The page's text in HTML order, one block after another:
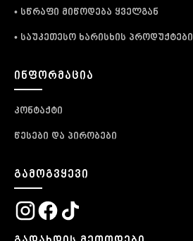
• სწრაფი მიწოდება ყველგან
• საუკეთესო ხარისხის პროდუქტები
ᲘᲜᲤᲝᲠᲛᲐᲪᲘᲐ
კონტაქტი
წესები და პირობები
ᲒᲐᲛᲝᲒᲕᲧᲔᲕᲘ